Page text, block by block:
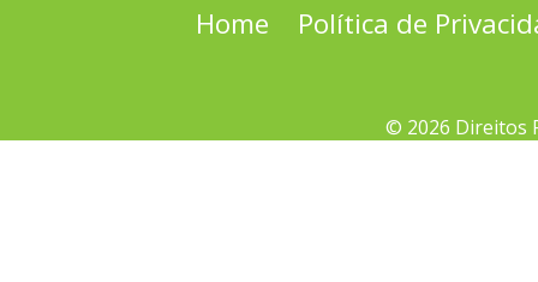
Home Política de
© 2026 Direitos